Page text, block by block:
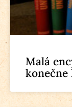
Malá